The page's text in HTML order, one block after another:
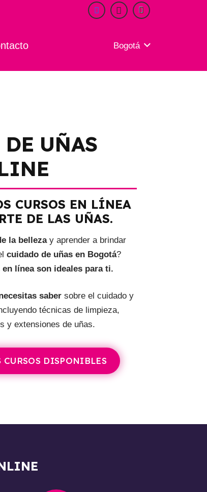
Bogotá
DE UÑAS
CURSOS EN LÍNEA
DE LAS UÑAS.
la bellezay aprender a brindar
cuidado de uñas en Bogotá?
línea son ideales para ti.
sabersobre el cuidado y
técnicas de limpieza,
y extensiones de uñas.
CURSOS DISPONIBLES